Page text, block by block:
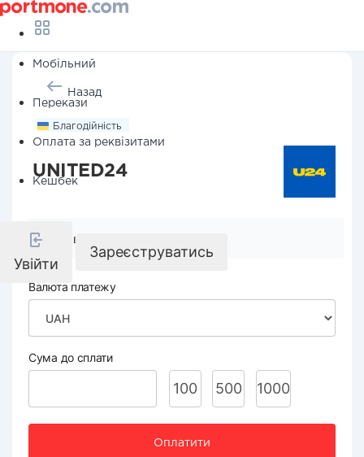
Мобільний
Перекази
Оплата за реквізитами
Кешбек
Увійти
Зареєструватись
Назад
Благодійність
UNITED24
Реквізити компанії
Валюта платежу
Сума до сплати
100 500 1000
Оплатити